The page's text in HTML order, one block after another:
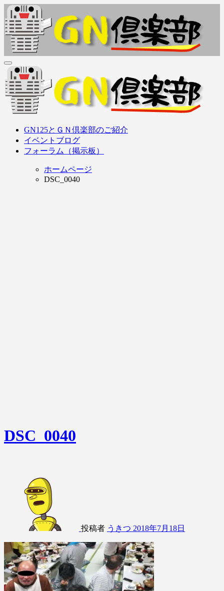
内
容
を
ス
ッ
プ
ＧＮ倶楽部
GN125Family (GN125, GS125, GZ125, EN125, etc..) オーナーズ
クラブ
ＧＮ倶楽部
GN125Family (GN125, GS125, GZ125, EN125, etc..) オーナーズ
クラブ
GN125とＧＮ倶楽部のご紹介
イベントブログ
フォーラム（掲示板）
ホームページ
DSC_0040
DSC_0040
投稿者 うきつ 2018年7月18日